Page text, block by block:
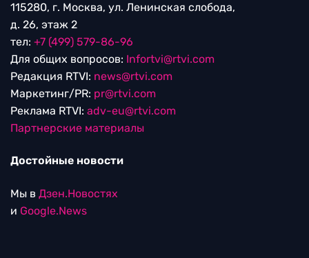
115280, г. Москва, ул. Ленинская слобода,
д. 26, этаж 2
тел: +7 (499) 579-86-96
Для общих вопросов: Infortvi@rtvi.com
Редакция RTVI: news@rtvi.com
Маркетинг/PR: pr@rtvi.com
Реклама RTVI: adv-eu@rtvi.com
Партнерские материалы
Достойные новости
Мы в Дзен.Новостях
и Google.News